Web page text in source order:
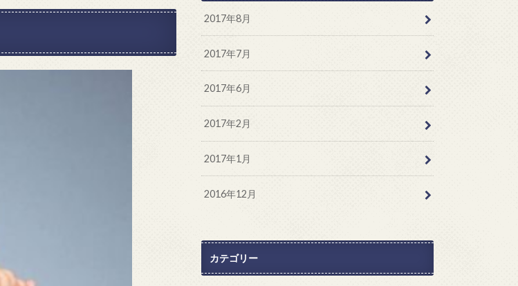
2017年8月
2017年7月
2017年6月
2017年2月
2017年1月
2016年12月
カテゴリー